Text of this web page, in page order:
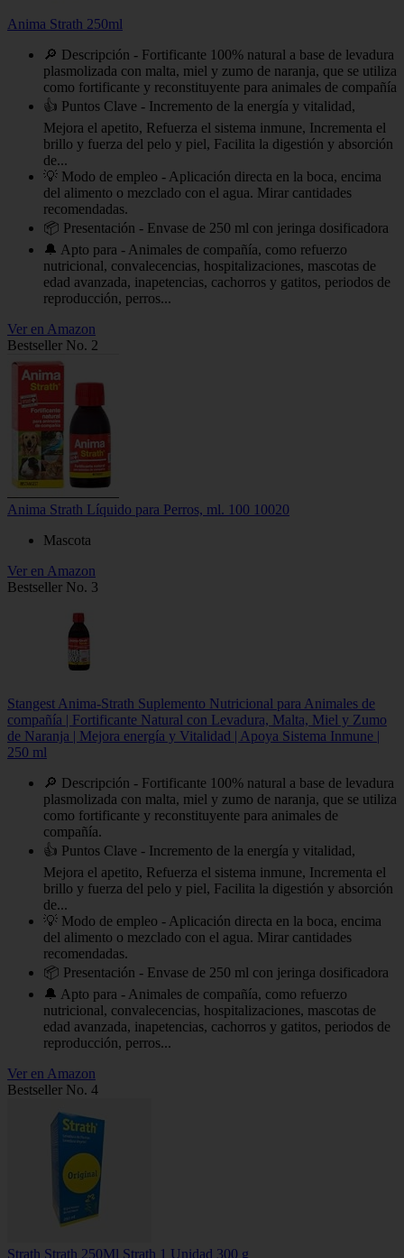
Anima Strath 250ml
🔎 Descripción - Fortificante 100% natural a base de levadura
plasmolizada con malta, miel y zumo de naranja, que se utiliza
como fortificante y reconstituyente para animales de compañía
👍 Puntos Clave - Incremento de la energía y vitalidad,
Mejora el apetito, Refuerza el sistema inmune, Incrementa el
brillo y fuerza del pelo y piel, Facilita la digestión y absorción
de...
💡 Modo de empleo - Aplicación directa en la boca, encima
del alimento o mezclado con el agua. Mirar cantidades
recomendadas.
📦 Presentación - Envase de 250 ml con jeringa dosificadora
🔔 Apto para - Animales de compañía, como refuerzo
nutricional, convalecencias, hospitalizaciones, mascotas de
edad avanzada, inapetencias, cachorros y gatitos, periodos de
reproducción, perros...
Ver en Amazon
Bestseller No. 2
Anima Strath Líquido para Perros, ml. 100 10020
Mascota
Ver en Amazon
Bestseller No. 3
Stangest Anima-Strath Suplemento Nutricional para Animales de
compañía | Fortificante Natural con Levadura, Malta, Miel y Zumo
de Naranja | Mejora energía y Vitalidad | Apoya Sistema Inmune |
250 ml
🔎 Descripción - Fortificante 100% natural a base de levadura
plasmolizada con malta, miel y zumo de naranja, que se utiliza
como fortificante y reconstituyente para animales de
compañía.
👍 Puntos Clave - Incremento de la energía y vitalidad,
Mejora el apetito, Refuerza el sistema inmune, Incrementa el
brillo y fuerza del pelo y piel, Facilita la digestión y absorción
de...
💡 Modo de empleo - Aplicación directa en la boca, encima
del alimento o mezclado con el agua. Mirar cantidades
recomendadas.
📦 Presentación - Envase de 250 ml con jeringa dosificadora
🔔 Apto para - Animales de compañía, como refuerzo
nutricional, convalecencias, hospitalizaciones, mascotas de
edad avanzada, inapetencias, cachorros y gatitos, periodos de
reproducción, perros...
Ver en Amazon
Bestseller No. 4
Strath Strath 250Ml Strath 1 Unidad 300 g